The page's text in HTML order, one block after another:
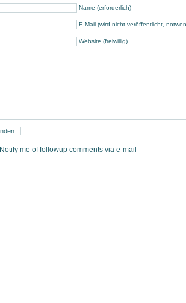
Name (erforderlich)
E-Mail (wird nicht veröffentlicht,
Website (freiwillig)
Notify me of followup comments via e-mail